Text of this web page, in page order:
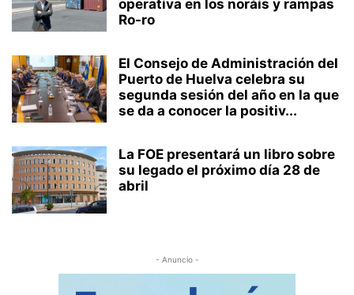
operativa en los noráis y rampas
Ro-ro
El Consejo de Administración del
Puerto de Huelva celebra su
segunda sesión del año en la que
se da a conocer la positiv...
La FOE presentará un libro sobre
su legado el próximo día 28 de
abril
- Anuncio -